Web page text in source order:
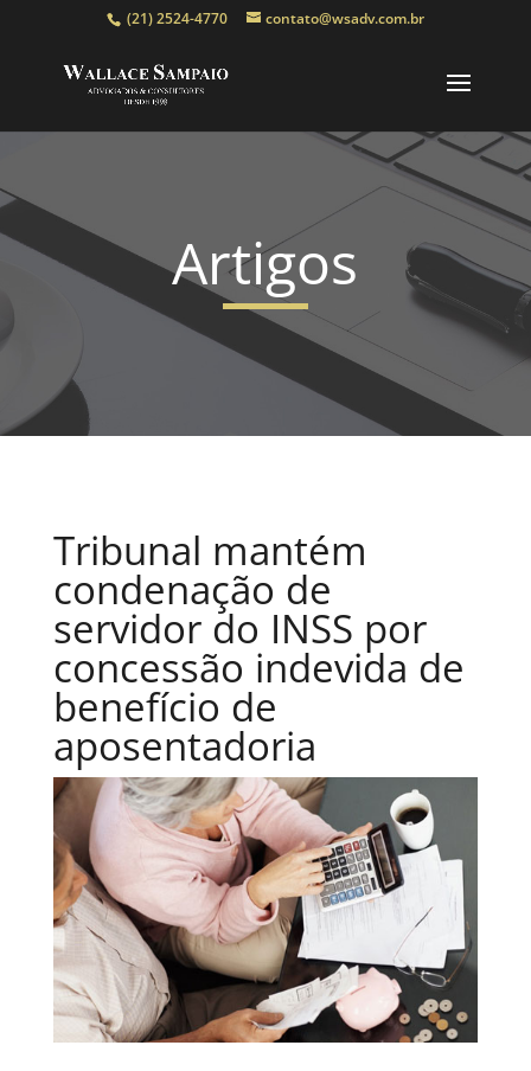
(21) 2524-4770 contato@wsadv.com.br
Artigos
Tribunal mantém
condenação de
servidor do INSS por
concessão indevida de
benefício de
aposentadoria